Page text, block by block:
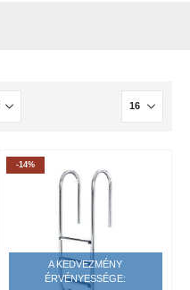
-14%
A KEDVEZMÉNY
ÉRVÉNYESSÉGE: